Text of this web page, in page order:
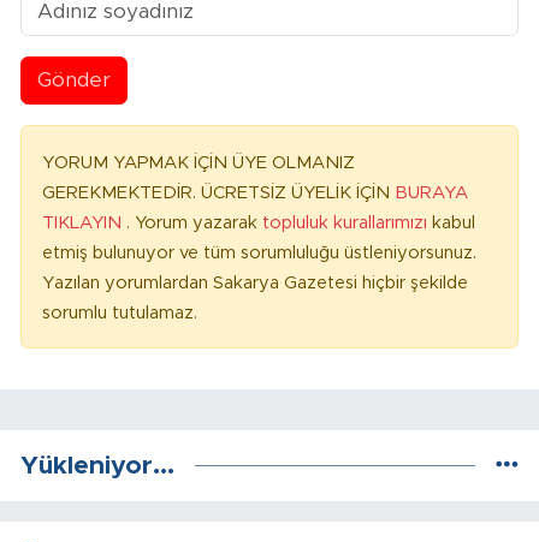
Gönder
YORUM YAPMAK İÇİN ÜYE OLMANIZ
GEREKMEKTEDİR. ÜCRETSİZ ÜYELİK İÇİN BURAYA
TIKLAYIN . Yorum yazarak topluluk kurallarımızı kabul
etmiş bulunuyor ve tüm sorumluluğu üstleniyorsunuz.
Yazılan yorumlardan Sakarya Gazetesi hiçbir şekilde
sorumlu tutulamaz.
Yükleniyor...